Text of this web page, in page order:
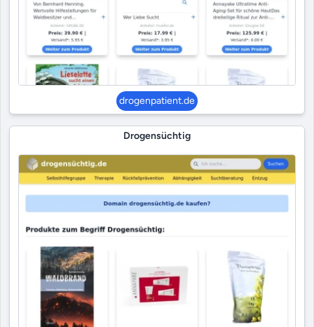
drogenpatient.de
Drogensüchtig